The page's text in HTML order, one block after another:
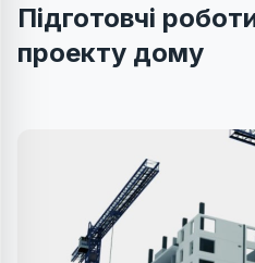
Підготовчі
проекту дому